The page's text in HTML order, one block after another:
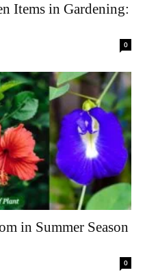
Items in Gardening:
0
in Summer Season
0